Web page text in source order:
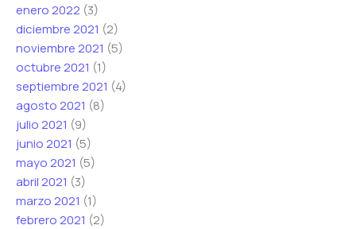
enero 2022 (3)
diciembre 2021 (2)
noviembre 2021 (5)
octubre 2021 (1)
septiembre 2021 (4)
agosto 2021 (8)
julio 2021 (9)
junio 2021 (5)
mayo 2021 (5)
abril 2021 (3)
marzo 2021 (1)
febrero 2021 (2)